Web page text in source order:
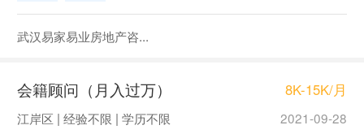
武汉易家易业房地产咨...
会籍顾问（月入过万） 8K-15K/月
江岸区 | 经验不限 | 学历不限 2021-09-28